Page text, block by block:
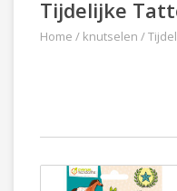
Tijdelijke
Home / knutselen /